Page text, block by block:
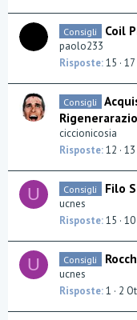
Consigli Coil
paolo233
Risposte 15
Consigli
ciccionicosia
Risposte 12
U Consigli Filo
ucnes
Risposte 15
U Consigli
ucnes
Risposte 1 2